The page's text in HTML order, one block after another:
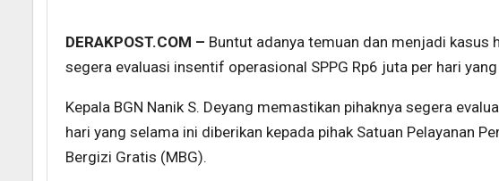
DERAKPOST.COM – Buntut adanya temuan dan menjadi kasus
segera evaluasi insentif operasional SPPG Rp6 juta per hari
Kepala BGN Nanik S. Deyang memastikan pihaknya segera
hari yang selama ini diberikan kepada pihak Satuan Pelayanan
Bergizi Gratis (MBG).